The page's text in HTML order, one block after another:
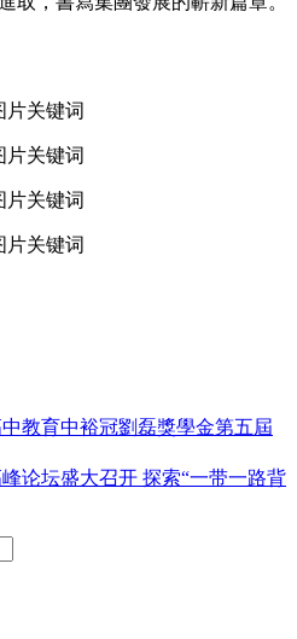
教育中裕冠劉磊獎學金第五屆
论坛盛大召开 探索“一带一路背